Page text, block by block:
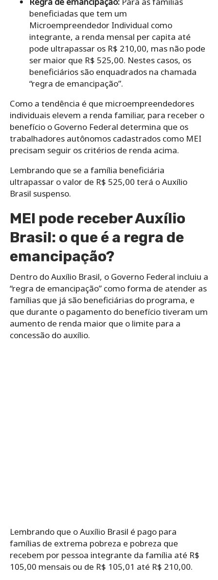
beneficiadas que tem um
Microempreendedor Individual como
integrante, a renda mensal per capita até
pode ultrapassar os R$ 210,00, mas não pode
ser maior que R$ 525,00. Nestes casos, os
beneficiários são enquadrados na chamada
“regra de emancipação”.
Como a tendência é que microempreendedores
individuais elevem a renda familiar, para receber o
benefício o Governo Federal determina que os
trabalhadores autônomos cadastrados como MEI
precisam seguir os critérios de renda acima.
Lembrando que se a família beneficiária
ultrapassar o valor de R$ 525,00 terá o Auxílio
Brasil suspenso.
MEI pode receber Auxílio
Brasil: o que é a regra de
emancipação?
Dentro do Auxílio Brasil, o Governo Federal incluiu a
“regra de emancipação” como forma de atender as
famílias que já são beneficiárias do programa, e
que durante o pagamento do benefício tiveram um
aumento de renda maior que o limite para a
concessão do auxílio.
Lembrando que o Auxílio Brasil é pago para
famílias de extrema pobreza e pobreza que
recebem por pessoa integrante da família até R$
105,00 mensais ou de R$ 105,01 até R$ 210,00.